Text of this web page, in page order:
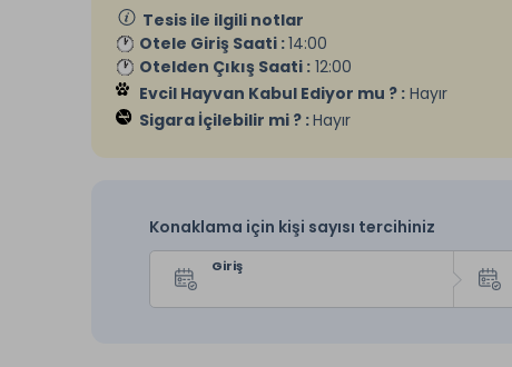
Tesis ile ilgili notlar
Otele Giriş Saati :14:00
Otelden Çıkış Saati : 12:00
Evcil Hayvan Kabul Ediyor mu ? : Hayır
Sigara İçilebilir mi ? :Hayır
Konaklama için kişi sayısı tercihiniz
Giriş